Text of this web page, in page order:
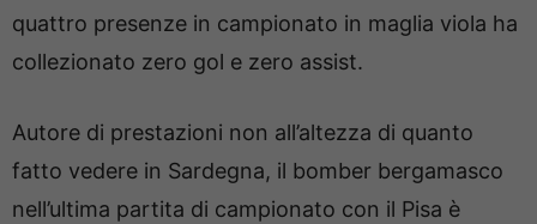
quattro presenze in campionato in maglia viola ha
collezionato zero gol e zero assist.
Autore di prestazioni non all’altezza di quanto
fatto vedere in Sardegna, il bomber bergamasco
nell’ultima partita di campionato con il Pisa è